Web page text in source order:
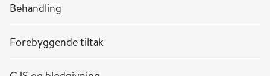
Behandling
Forebyggende tiltak